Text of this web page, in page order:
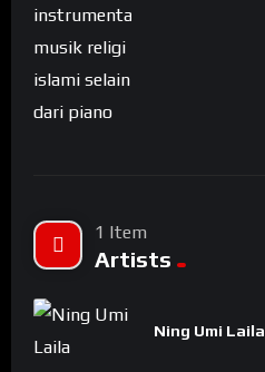
1 Item
Artists
Ning Umi Laila